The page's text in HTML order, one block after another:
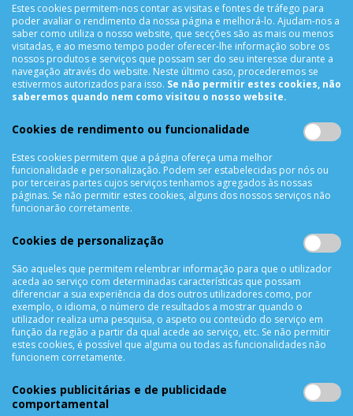
INFORMAÇÕES
Sobre Nós
Termos & Condições
Política de Privacidade
Métodos de Pagamento
Livro de reclamações
Mapa do site
APOIO AO CLIENTE
Criar Conta
As Minhas Encomendas
Lista de Desejos
Lista de Comparação
Solicitar uma Devolução
Expedição
Utilização de Cookies
NEWSLETTER
Estes cookies permitem-nos contar as visitas e fontes de tráfego para
poder avaliar o rendimento da nossa página e melhorá-lo. Ajudam-nos a
saber como utiliza o nosso website, que secções são as mais ou menos
visitadas, e ao mesmo tempo poder oferecer-lhe informação sobre os
nossos produtos e serviços que possam ser do seu interesse durante a
navegação através do website. Neste último caso, procederemos se
estivermos autorizados para isso. Se não permitir estes cookies, não
saberemos quando nem como visitou o nosso website.
Cookies de rendimento ou funcionalidade
Estes cookies permitem que a página ofereça uma melhor
funcionalidade e personalização. Podem ser estabelecidas por nós ou
por terceiras partes cujos serviços tenhamos agregados às nossas
páginas. Se não permitir estes cookies, alguns dos nossos serviços não
funcionarão corretamente.
Cookies de personalização
São aqueles que permitem relembrar informação para que o utilizador
aceda ao serviço com determinadas características que possam
diferenciar a sua experiência da dos outros utilizadores como, por
exemplo, o idioma, o número de resultados a mostrar quando o
utilizador realiza uma pesquisa, o aspeto ou conteúdo do serviço em
função da região a partir da qual acede ao serviço, etc. Se não permitir
estes cookies, é possível que alguma ou todas as funcionalidades não
funcionem corretamente.
Cookies publicitárias e de publicidade
comportamental